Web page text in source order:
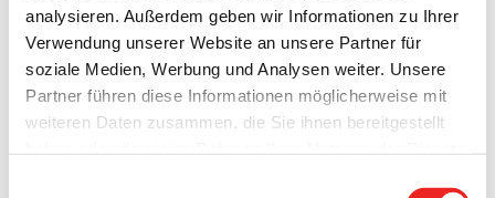
analysieren. Außerdem geben wir Informationen zu Ihrer
Verwendung unserer Website an unsere Partner für
soziale Medien, Werbung und Analysen weiter. Unsere
Partner führen diese Informationen möglicherweise mit
weiteren Daten zusammen, die Sie ihnen bereitgestellt